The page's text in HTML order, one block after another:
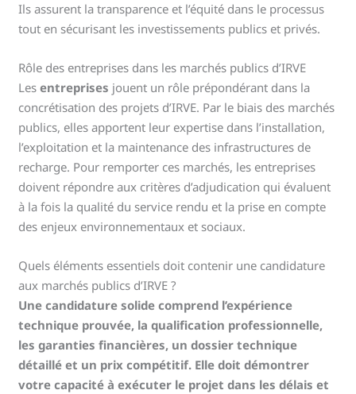
Ils assurent la transparence et l’équité dans le processus
tout en sécurisant les investissements publics et privés.
Rôle des entreprises dans les marchés publics d’IRVE
Lesentreprises jouent un rôle prépondérant dans la
concrétisation des projets d’IRVE. Par le biais des marchés
publics, elles apportent leur expertise dans l’installation,
l’exploitation et la maintenance des infrastructures de
recharge. Pour remporter ces marchés, les entreprises
doivent répondre aux critères d’adjudication qui évaluent
à la fois la qualité du service rendu et la prise en compte
des enjeux environnementaux et sociaux.
Quels éléments essentiels doit contenir une candidature
aux marchés publics d’IRVE ?
Une candidature solide comprend l’expérience
technique prouvée, la qualification professionnelle,
les garanties financières, un dossier technique
détaillé et un prix compétitif. Elle doit démontrer
votre capacité à exécuter le projet dans les délais et